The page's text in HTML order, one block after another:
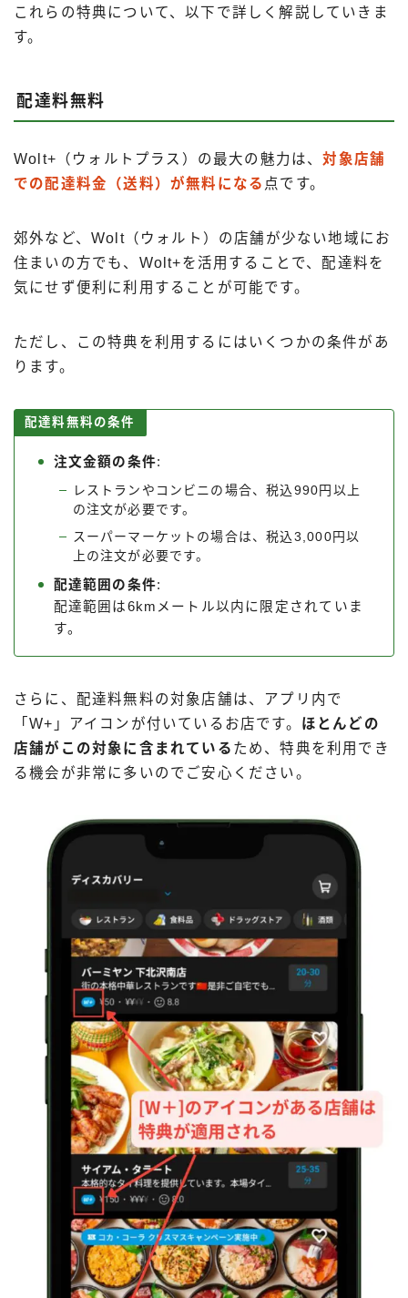
これらの特典について、以下で詳しく解説していきま
す。
配達料無料
Wolt+（ウォルトプラス）の最大の魅力は、対象店舗
での配達料金（送料）が無料になる 点です。
郊外など、Wolt（ウォルト）の店舗が少ない地域にお
住まいの方でも、Wolt+を活用することで、配達料を
気にせず便利に利用することが可能です。
ただし、この特典を利用するにはいくつかの条件があ
ります。
配達料無料の条件
注文金額の条件:
レストランやコンビニの場合、税込990円以上
の注文が必要です。
スーパーマーケットの場合は、税込3,000円以
上の注文が必要です。
配達範囲の条件:
配達範囲は6kmメートル以内に限定されていま
す。
さらに、配達料無料の対象店舗は、アプリ内で
「W+」アイコンが付いているお店です。 ほとんどの
店舗がこの対象に含まれている ため、特典を利用でき
る機会が非常に多いのでご安心ください。